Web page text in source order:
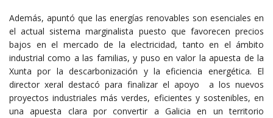
Además, apuntó que las energías renovables son esenciales en
el actual sistema marginalista puesto que favorecen precios
bajos en el mercado de la electricidad, tanto en el ámbito
industrial como a las familias, y puso en valor la apuesta de la
Xunta por la descarbonización y la eficiencia energética. El
director xeral destacó para finalizar el apoyo a los nuevos
proyectos industriales más verdes, eficientes y sostenibles, en
una apuesta clara por convertir a Galicia en un territorio